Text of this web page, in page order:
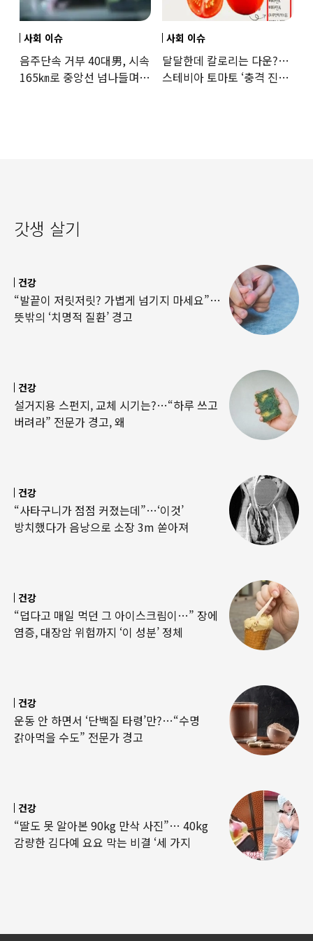
사회 이슈
음주단속 거부 40대男, 시속
165㎞로 중앙선 넘나들며
사회 이슈
달달한데 칼로리는 다운?…
스테비아 토마토 ‘충격 진실’
갓생 살기
건강
“발끝이 저릿저릿? 가볍게 넘기지 마세요”…
뜻밖의 ‘치명적 질환’ 경고
건강
설거지용 스펀지, 교체 시기는?…“하루 쓰고
버려라” 전문가 경고, 왜
건강
“사타구니가 점점 커졌는데”…‘이것’
방치했다가 음낭으로 소장 3m 쏟아져
건강
“덥다고 매일 먹던 그 아이스크림이…” 장에
염증, 대장암 위험까지 ‘이 성분’ 정체
건강
운동 안 하면서 ‘단백질 타령’만?…“수명
갉아먹을 수도” 전문가 경고
건강
“딸도 못 알아본 90kg 만삭 사진”… 40kg
감량한 김다예 요요 막는 비결 ‘세 가지